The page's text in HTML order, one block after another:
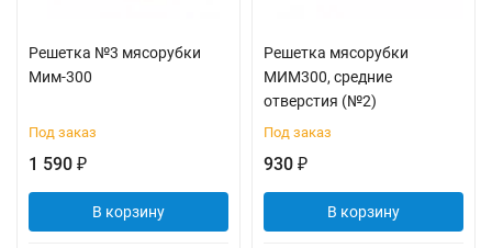
Решетка №3 мясорубки
Мим-300
Под заказ
1 590 ₽
В корзину
Решетка мясорубки
МИМ300, средние
отверстия (№2)
Под заказ
930 ₽
В корзину